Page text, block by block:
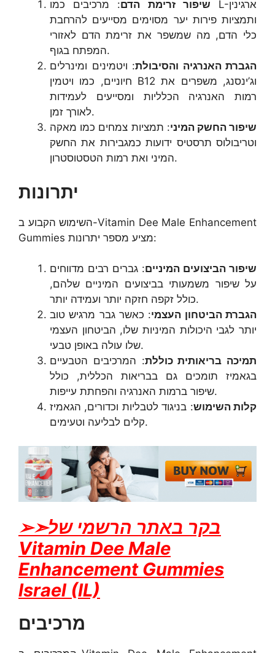
שיפור זרימת הדם: מרכיבים כמו L-ארגינין
ותמציות פירות יער מסוימים מסייעים להרחבת
כלי הדם, מה שמשפר את זרימת הדם לאזורי
המפתח בגוף.
הגברת האנרגיה והסיבולת: ויטמינים ומינרלים
חיוניים, כמו ויטמין B12 וג’ינסנג, משפרים את
רמות האנרגיה הכלליות ומסייעים לעמידות
לאורך זמן.
שיפור החשק המיני: תמציות צמחים כמו מאקה
וטריבולוס תרסטיס ידועות כמגבירות את החשק
המיני ואת רמות הטסטוסטרון.
יתרונות
השימוש הקבוע ב-Vitamin Dee Male Enhancement
Gummies מציע מספר יתרונות:
שיפור הביצועים המיניים: גברים רבים מדווחים
על שיפור משמעותי בביצועים המיניים שלהם,
כולל זקפה חזקה יותר ועמידה יותר.
הגברת הביטחון העצמי: כאשר גבר מרגיש טוב
יותר לגבי היכולות המיניות שלו, הביטחון העצמי
שלו עולה באופן טבעי.
תמיכה בריאותית כוללת: המרכיבים הטבעיים
בגאמיז תומכים גם בבריאות הכללית, כולל
שיפור ברמות האנרגיה והפחתת עייפות.
קלות השימוש: בניגוד לטבליות וכדורים, הגאמיז
קלים לבליעה וטעימים.
➢➣בקר באתר הרשמי של
Vitamin Dee Male
Enhancement Gummies
Israel (IL)
מרכיבים